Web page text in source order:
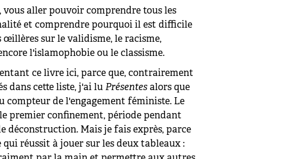
aller pouvoir comprendre tous les
et comprendre pourquoi il est difficile
œillères sur le validisme, le racisme,
l'islamophobie ou le classisme.
ce livre ici, parce que, contrairement
dans cette liste, j'ai luPrésentesalors que
compteur de l'engagement féministe. Le
premier confinement, période pendant
Mais je fais exprès, parce
réussit à jouer sur les deux tableaux :